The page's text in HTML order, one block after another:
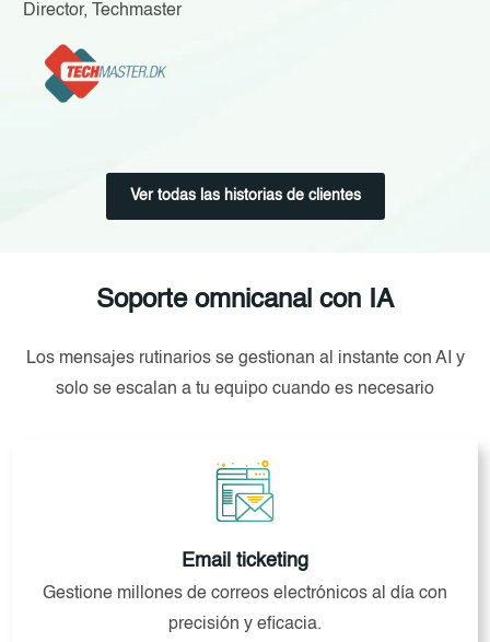
Director, Techmaster
Ver todas las historias de clientes
Soporte omnicanal con IA
Los mensajes rutinarios se gestionan al instante con AI y
solo se escalan a tu equipo cuando es necesario
Email ticketing
Gestione millones de correos electrónicos al día con
precisión y eficacia.